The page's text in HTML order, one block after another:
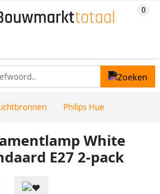
Philips Hue
White
E27 2-pack